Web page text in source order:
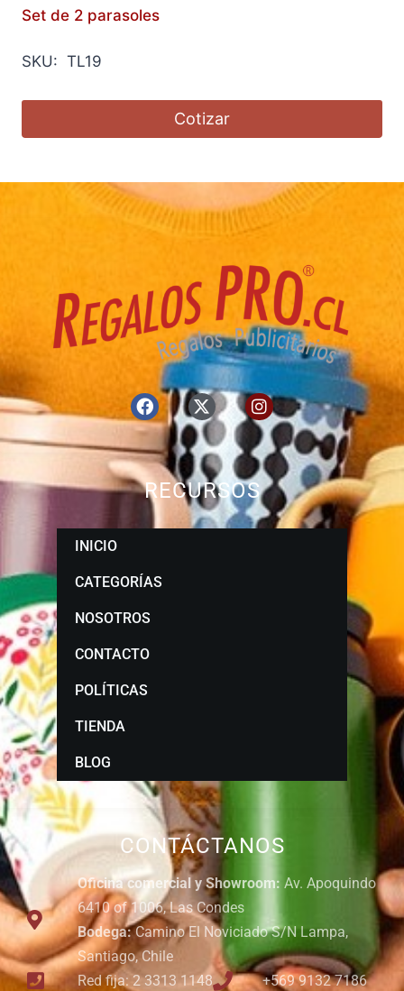
Set de 2 parasoles
SKU: TL19
Cotizar
CONTÁCTANOS
Oficina comercial y Showroom: Av. Apoquindo
6410 of 1006, Las Condes
Bodega:Camino El Noviciado S/N Lampa,
Santiago, Chile
Red fija: 2 3313 1148
+569 9132 7186
RECURSOS
INICIO
CATEGORÍAS
NOSOTROS
CONTACTO
POLÍTICAS
TIENDA
BLOG